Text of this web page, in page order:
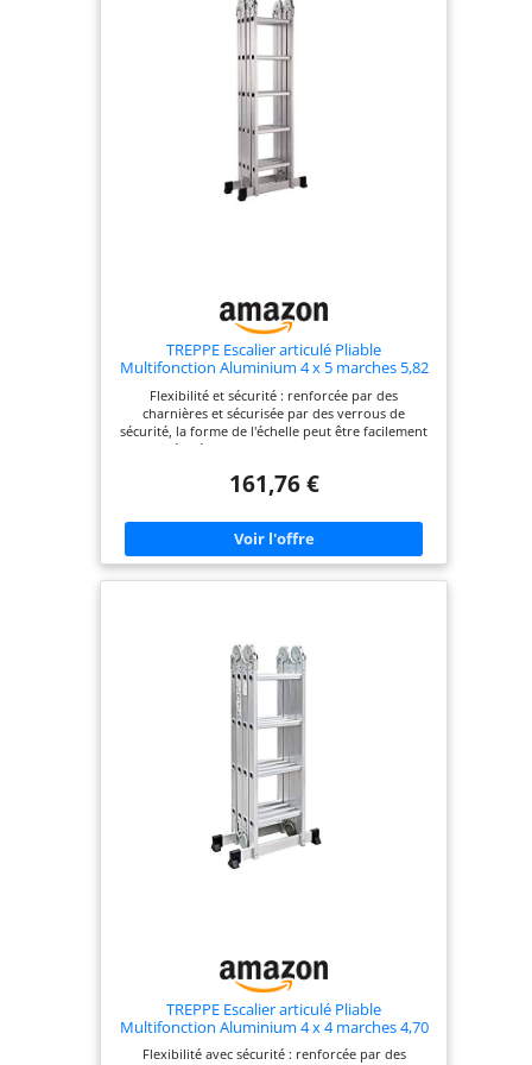
Bonne stabilité :
avec des barres
stabilisatrices aux
antidérapants et
des marches
rainurées, cette
TREPPE Escalier articulé Pliable
Multifonction Aluminium 4 x 5 marches 5,82
m
Flexibilité et sécurité : renforcée par des
charnières et sécurisée par des verrous de
sécurité, la forme de l'échelle peut être facilement
modifiée : échafaudage, cadre en A, escabeau,
L'aluminium de qualité aéronautique rend cette
jusqu'à 150 kg Bonne stabilité : avec des barres
stabilisatrices aux deux extrémités, des pieds
antidérapants et des marches nervurées, cette
échelle est sûre à chaque pas que vous montez.
161,76 €
TREPPE Escalier articulé Pliable
Multifonction Aluminium 4 x 4 marches 4,70
m
Flexibilité avec sécurité : renforcée par des